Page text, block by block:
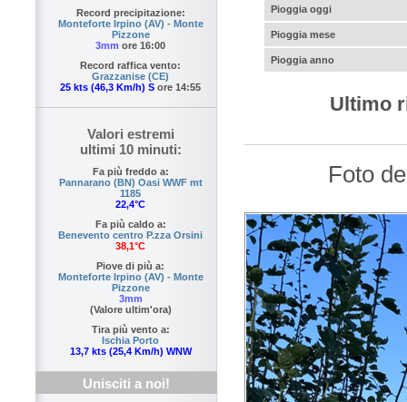
Record precipitazione:
Monteforte Irpino (AV) - Monte
Pizzone
3mm ore 16:00
Record raffica vento:
Grazzanise (CE)
25 kts (46,3 Km/h) S ore 14:55
Valori estremi
ultimi 10 minuti:
Fa più freddo a:
Pannarano (BN) Oasi WWF mt
1185
22,4°C
Fa più caldo a:
Benevento centro P.zza Orsini
38,1°C
Piove di più a:
Monteforte Irpino (AV) - Monte
Pizzone
3mm
(Valore ultim'ora)
Tira più vento a:
Ischia Porto
13,7 kts (25,4 Km/h) WNW
Unisciti a noi!
Pioggia oggi
Pioggia mese
Pioggia anno
Ultimo
Foto